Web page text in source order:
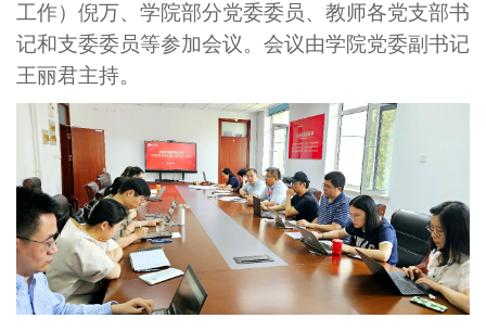
工作）倪万、学院部分党委委员、教师各党支部书
记和支委委员等参加会议。会议由学院党委副书记
王丽君主持。